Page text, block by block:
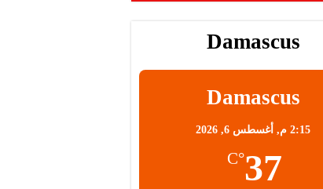
Damascus
Damascus
2:15 م, أغسطس 6, 2026
37
°C